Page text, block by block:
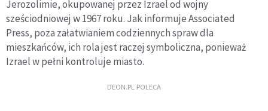
Jerozolimie, okupowanej przez Izrael od wojny
sześciodniowej w 1967 roku. Jak informuje Associated
Press, poza załatwianiem codziennych spraw dla
mieszkańców, ich rola jest raczej symboliczna, ponieważ
Izrael w pełni kontroluje miasto.
DEON.PL POLECA